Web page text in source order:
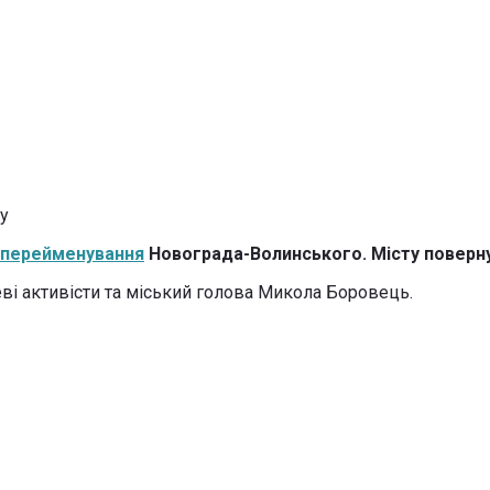
перейменування Новограда-Волинського. Місту
активісти та міський голова Микола Боровець.